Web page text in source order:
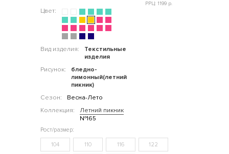
Цвет:
Вид изделия:
Текстильные
изделия
Рисунок:
бледно-
лимонный(летний
пикник)
Сезон:
Весна-Лето
Коллекция:
Летний пикник
№165
РРЦ: 1199 р.
104 110 116 122